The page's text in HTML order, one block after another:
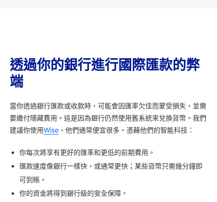
透過你的銀行進行國際匯款的弊
端
當你透過銀行匯款或收款時，可能會因匯率欠佳而蒙受損失，並需
要繳付隱藏費用。這是因為銀行仍然使用舊系統來兌換貨幣。我們
建議你使用Wise ，他們通常便宜很多。憑藉他們的智能科技：
你每次將享有更好的匯率和更低的前期費用。
匯款速度像銀行一樣快，或通常更快；某些貨幣只需幾分鐘即
可到賬。
你的資金將得到銀行級的安全保障。